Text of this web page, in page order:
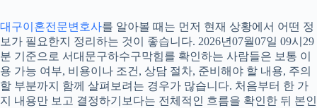
대구이혼전문변호사를 알아볼 때는 먼저 현재 상황에서 어떤 정
보가 필요한지 정리하는 것이 좋습니다. 2026년07월07일 09시29
분 기준으로 서대문구하수구막힘를 확인하는 사람들은 보통 이
용 가능 여부, 비용이나 조건, 상담 절차, 준비해야 할 내용, 주의
할 부분까지 함께 살펴보려는 경우가 많습니다. 처음부터 한 가
지 내용만 보고 결정하기보다는 전체적인 흐름을 확인한 뒤 본인